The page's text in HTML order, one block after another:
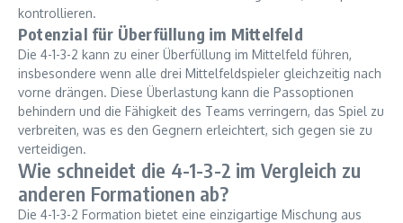
kontrollieren.
Potenzial für Überfüllung im Mittelfeld
Die 4-1-3-2 kann zu einer Überfüllung im Mittelfeld führen,
insbesondere wenn alle drei Mittelfeldspieler gleichzeitig nach
vorne drängen. Diese Überlastung kann die Passoptionen
behindern und die Fähigkeit des Teams verringern, das Spiel zu
verbreiten, was es den Gegnern erleichtert, sich gegen sie zu
verteidigen.
Wie schneidet die 4-1-3-2 im Vergleich zu
anderen Formationen ab?
Die 4-1-3-2 Formation bietet eine einzigartige Mischung aus